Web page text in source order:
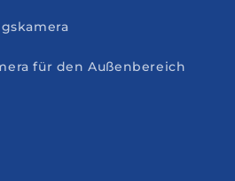
für den Außenbereich